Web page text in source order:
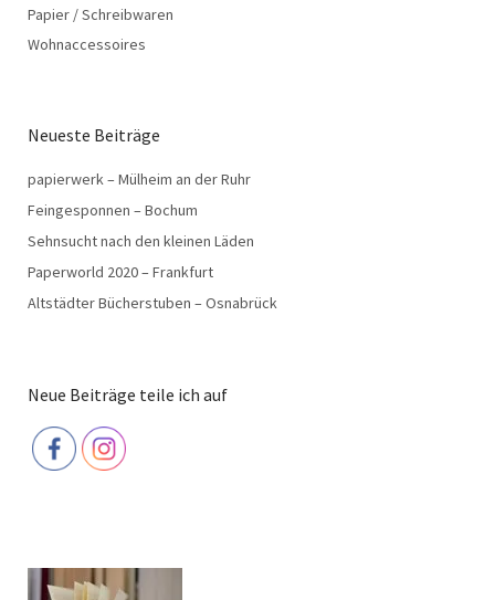
Papier / Schreibwaren
Wohnaccessoires
Neueste Beiträge
papierwerk – Mülheim an der Ruhr
Feingesponnen – Bochum
Sehnsucht nach den kleinen Läden
Paperworld 2020 – Frankfurt
Altstädter Bücherstuben – Osnabrück
Neue Beiträge teile ich auf